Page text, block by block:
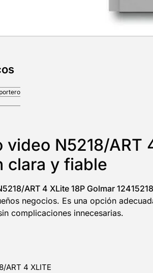
N5218/ART
clara y fiable
ART 4 XLite 18P Golmar 12415218
negocios. Es una opción
complicaciones innecesarias.
ART 4 XLITE